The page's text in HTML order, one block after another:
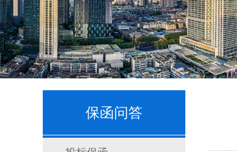
保函问答